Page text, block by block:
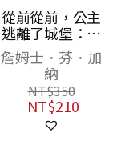
從前從前，公主
逃離了城堡：風
靡全球三十年的
政治正確童話經
典
詹姆士．芬．加
納
NT$350
NT$210